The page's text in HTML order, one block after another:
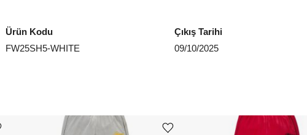
Ürün Kodu
FW25SH5-WHITE
Çıkış Tarihi
09/10/2025